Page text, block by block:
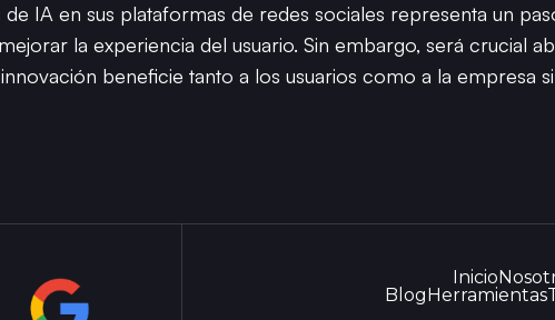
IA en sus plataformas de redes sociales representa un
la experiencia del usuario. Sin embargo, será crucial
beneficie tanto a los usuarios como a la empresa
Inicio
BlogHerramientas